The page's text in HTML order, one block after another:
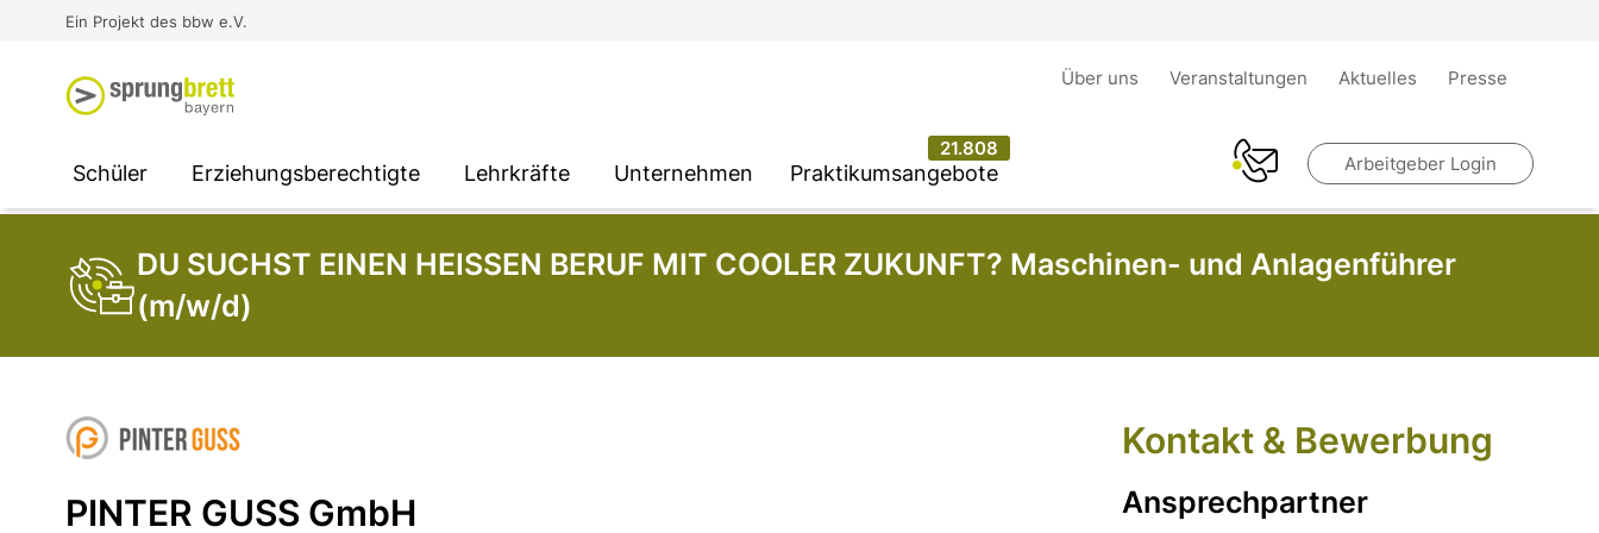
Ein Projekt des bbw e.V.
Über uns Veranstaltungen Aktuelles Presse
Schüler
SOCIAL MEDIA
Erziehungsberechtigte
SOCIAL MEDIA
Lehrkräfte
SOCIAL MEDIA
Unternehmen
Unternehmen
Praktikumsangebote
21.808
Arbeitgeber Login
DU SUCHST EINEN HEISSEN BERUF MIT COOLER ZUKUNFT? Maschinen- und Anlagenführer
(m/w/d)
PINTER GUSS GmbH
Kontakt & Bewerbung
Ansprechpartner